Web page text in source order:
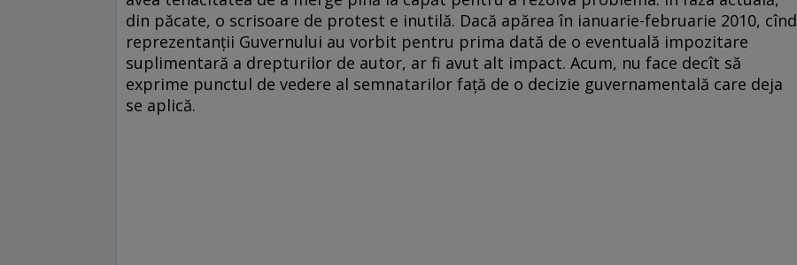
din păcate, o scrisoare de protest e inutilă. Dacă apărea în ianuarie-februarie 2010, cînd
reprezentanţii Guvernului au vorbit pentru prima dată de o eventuală impozitare
suplimentară a drepturilor de autor, ar fi avut alt impact. Acum, nu face decît să
exprime punctul de vedere al semnatarilor faţă de o decizie guvernamentală care deja
se aplică.